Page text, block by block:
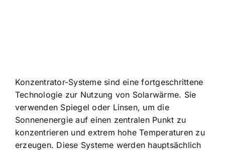
Konzentrator-Systeme sind eine fortgeschrittene
Technologie zur Nutzung von Solarwärme. Sie
verwenden Spiegel oder Linsen, um die
Sonnenenergie auf einen zentralen Punkt zu
konzentrieren und extrem hohe Temperaturen zu
erzeugen. Diese Systeme werden hauptsächlich